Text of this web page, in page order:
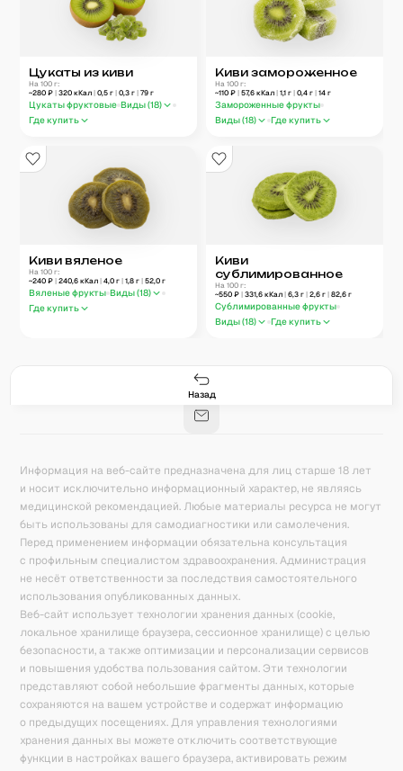
Цукаты из киви
На 100 г:
~280 ₽| 320 кКал| 0,5 г| 0,3 г| 79 г
Цукаты фруктовые Виды (18)
Где купить
Киви замороженное
На 100 г:
~110 ₽ | 57,6 кКал | 1,1 г | 0,4 г | 14 г
Замороженные фрукты
Виды (18) Где купить
Киви вяленое
На 100 г:
~240 ₽| 240,6 кКал| 4,0 г| 1,8 г| 52,0 г
Вяленые фрукты Виды (18)
Где купить
Киви
сублимированное
На 100 г:
~550 ₽ | 331,6 кКал | 6,3 г | 2,6 г | 82,6 г
Сублимированные фрукты
Виды (18) Где купить
Назад
171
Калькулятор калорий
Информация на веб-сайте предназначена для лиц старше 18 лет
и носит исключительно информационный характер, не являясь
медицинской рекомендацией. Любые материалы ресурса не могут
быть использованы для самодиагностики или самолечения.
Перед применением информации обязательна консультация
с профильным специалистом здравоохранения. Администрация
не несёт ответственности за последствия самостоятельного
использования опубликованных данных.
Веб-сайт использует технологии хранения данных (cookie,
локальное хранилище браузера, сессионное хранилище) с целью
безопасности, а также оптимизации и персонализации сервисов
и повышения удобства пользования сайтом. Эти технологии
представляют собой небольшие фрагменты данных, которые
сохраняются на вашем устройстве и содержат информацию
о предыдущих посещениях. Для управления технологиями
хранения данных вы можете отключить соответствующие
функции в настройках вашего браузера, активировать режим